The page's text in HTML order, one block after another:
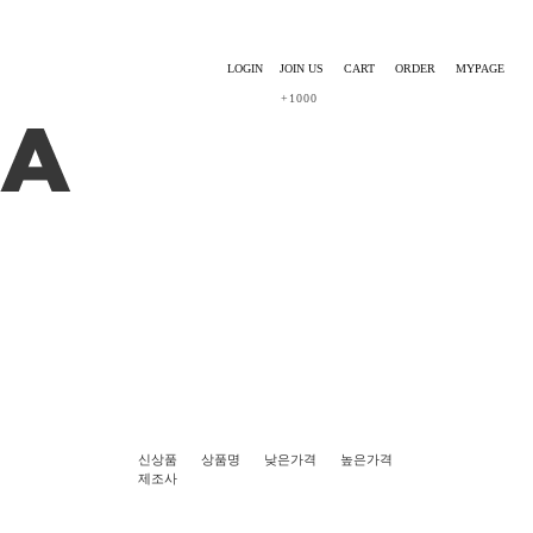
LOGIN JOIN US
+1000
CART ORDER MYPAGE
신상품 상품명 낮은가격
높은가격
제조사